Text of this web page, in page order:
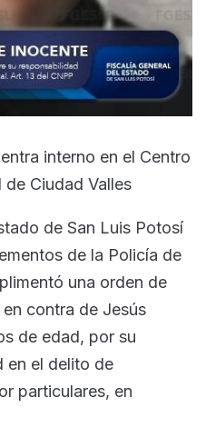
interno en el Centro
de Ciudad Valles
de San Luis Potosí
de la Policía de
una orden de
contra de Jesús
de edad, por su
en el delito de
particulares, en